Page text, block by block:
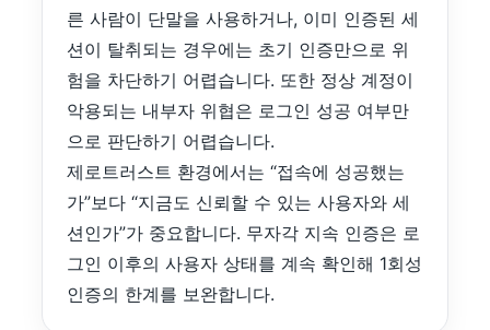
른 사람이 단말을 사용하거나, 이미 인증된 세
션이 탈취되는 경우에는 초기 인증만으로 위
험을 차단하기 어렵습니다. 또한 정상 계정이
악용되는 내부자 위협은 로그인 성공 여부만
으로 판단하기 어렵습니다.
제로트러스트 환경에서는 “접속에 성공했는
가”보다 “지금도 신뢰할 수 있는 사용자와 세
션인가”가 중요합니다. 무자각 지속 인증은 로
그인 이후의 사용자 상태를 계속 확인해 1회성
인증의 한계를 보완합니다.